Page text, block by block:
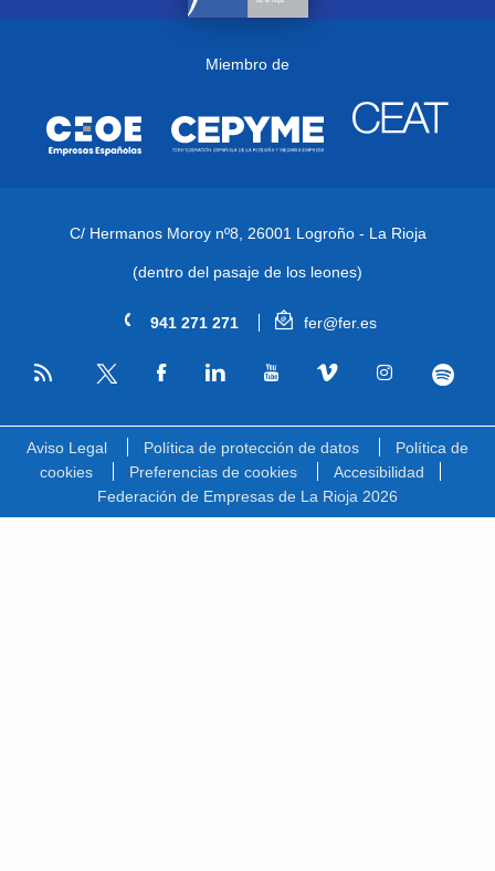
Miembro de
C/ Hermanos Moroy nº8, 26001 Logroño - La Rioja
(dentro del pasaje de los leones)
941 271 271 fer@fer.es
RSS
Aviso Legal Política de protección de datos
Política de
cookies
Preferencias de cookies
Accesibilidad
Federación de Empresas de La Rioja 2026